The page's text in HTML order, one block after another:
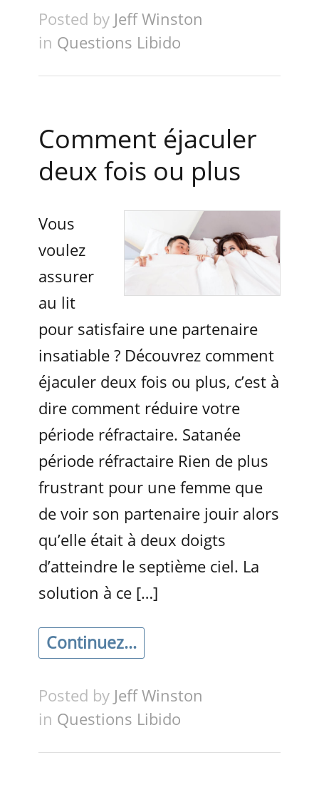
Posted by Jeff Winston
in Questions Libido
Comment éjaculer
deux fois ou plus
Vous
voulez
assurer
au lit
pour satisfaire une partenaire
insatiable ? Découvrez comment
éjaculer deux fois ou plus, c’est à
dire comment réduire votre
période réfractaire. Satanée
période réfractaire Rien de plus
frustrant pour une femme que
de voir son partenaire jouir alors
qu’elle était à deux doigts
d’atteindre le septième ciel. La
solution à ce […]
Continuez...
Posted by Jeff Winston
in Questions Libido